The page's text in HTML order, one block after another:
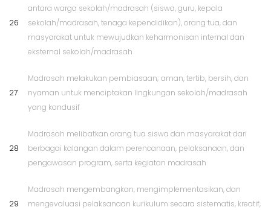
26
antara warga sekolah/madrasah (siswa, guru, kepala
sekolah/madrasah, tenaga kependidikan), orang tua, dan
masyarakat untuk mewujudkan keharmonisan internal dan
eksternal sekolah/madrasah
27
Madrasah melakukan pembiasaan; aman, tertib, bersih, dan
nyaman untuk menciptakan lingkungan sekolah/madrasah
yang kondusif
28
Madrasah melibatkan orang tua siswa dan masyarakat dari
berbagai kalangan dalam perencanaan, pelaksanaan, dan
pengawasan program, serta kegiatan madrasah
29
Madrasah mengembangkan, mengimplementasikan, dan
mengevaluasi pelaksanaan kurikulum secara sistematis, kreatif,